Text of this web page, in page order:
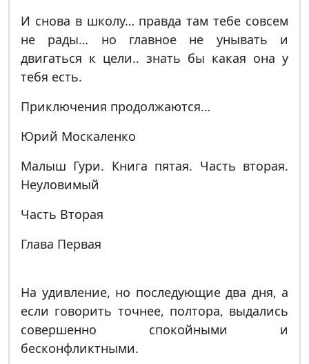
И снова в школу… правда там тебе совсем
не рады… но главное не унывать и
двигаться к цели.. знать бы какая она у
тебя есть.
Приключения продолжаются…
Юрий Москаленко
Малыш Гури. Книга пятая. Часть вторая.
Неуловимый
Часть Вторая
Глава Первая
На удивление, но последующие два дня, а
если говорить точнее, полтора, выдались
совершенно спокойными и
бесконфликтными.